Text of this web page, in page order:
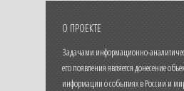
О ПРОЕКТЕ
Задачами информационно-
его появления является донесение
информации о событиях в России и